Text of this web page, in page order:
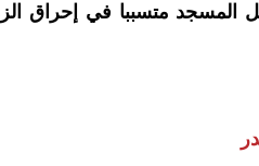
المسجد متسببا في إحراق